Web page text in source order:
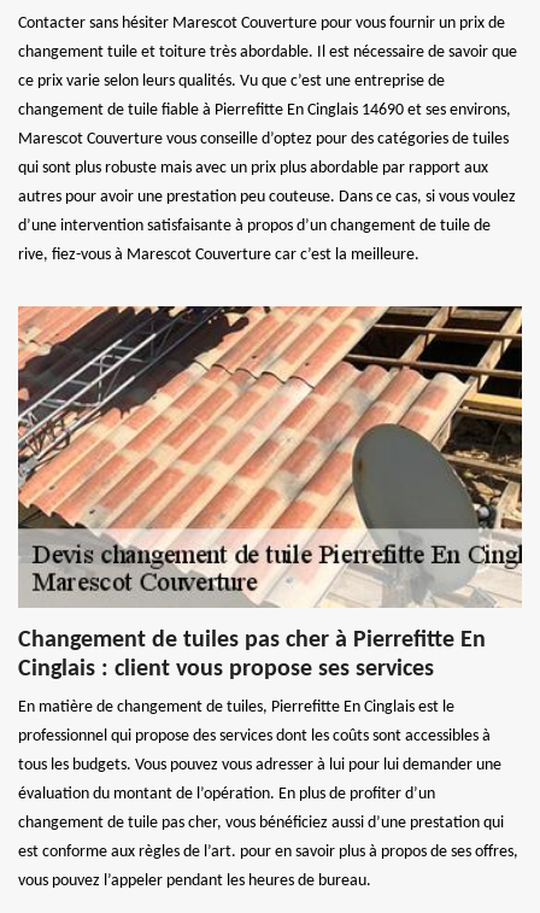
Contacter sans hésiter Marescot Couverture pour vous fournir un prix de
changement tuile et toiture très abordable. Il est nécessaire de savoir que
ce prix varie selon leurs qualités. Vu que c’est une entreprise de
changement de tuile fiable à Pierrefitte En Cinglais 14690 et ses environs,
Marescot Couverture vous conseille d’optez pour des catégories de tuiles
qui sont plus robuste mais avec un prix plus abordable par rapport aux
autres pour avoir une prestation peu couteuse. Dans ce cas, si vous voulez
d’une intervention satisfaisante à propos d’un changement de tuile de
rive, fiez-vous à Marescot Couverture car c’est la meilleure.
Changement de tuiles pas cher à Pierrefitte En
Cinglais : client vous propose ses services
En matière de changement de tuiles, Pierrefitte En Cinglais est le
professionnel qui propose des services dont les coûts sont accessibles à
tous les budgets. Vous pouvez vous adresser à lui pour lui demander une
évaluation du montant de l’opération. En plus de profiter d’un
changement de tuile pas cher, vous bénéficiez aussi d’une prestation qui
est conforme aux règles de l’art. pour en savoir plus à propos de ses offres,
vous pouvez l’appeler pendant les heures de bureau.